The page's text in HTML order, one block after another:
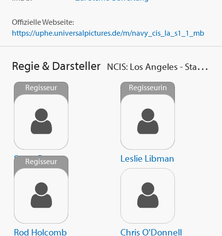
19. Die letzte Runde
20. Die Reichen und die Schönen
21. Im Herzen der Stadt
22. Hettys Entscheidung
23. Aufgeflogen
24. Unter Beobachtung
Offizielle Webseite:
https://uphe.universalpictures.de/m/navy_cis_la_s1_1_mb
Regie & Darsteller NCIS: Los Angeles - Staffel 1
Regisseur
Steve Boyum
Regisseurin
Leslie Libman
Regisseur
Rod Holcomb Chris O'Donnell